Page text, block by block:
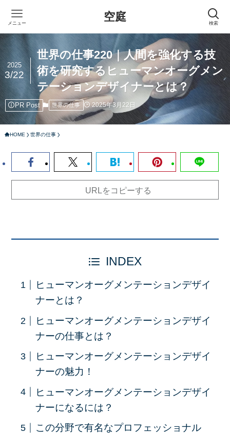
空庭 検索
メニュー
世界の仕事220｜人間を強化する技
術を研究するヒューマンオーグメン
テーションデザイナーとは？
2025
3/22
PR Post 世界の仕事 2025年3月22日
HOME 世界の仕事
URLをコピーする
INDEX
ヒューマンオーグメンテーションデザイ
ナーとは？
ヒューマンオーグメンテーションデザイ
ナーの仕事とは？
ヒューマンオーグメンテーションデザイ
ナーの魅力！
ヒューマンオーグメンテーションデザイ
ナーになるには？
この分野で有名なプロフェッショナル